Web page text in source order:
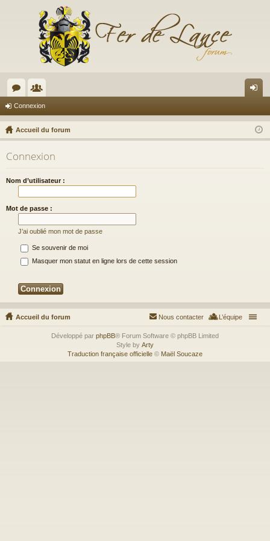
or
u
m
s
e
m
br
es
ne
xi
Connexion
Accueil du forum
Connexion
Nom d’utilisateur :
Mot de passe :
J’ai oublié mon mot de passe
Se souvenir de moi
Masquer mon statut en ligne lors de cette session
Accueil du forum L’équipe
Nous contacter
Développé par phpBB® Forum Software © phpBB Limited
Style by Arty
Traduction française officielle © Maël Soucaze